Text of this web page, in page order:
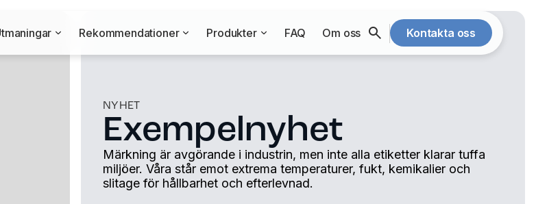
Rekommendationer Produkter FAQ Om oss Kontakta oss
NYHET
Exempelnyhet
Märkning är avgörande i industrin, men inte alla etiketter klarar tuffa
miljöer. Våra står emot extrema temperaturer, fukt, kemikalier och
slitage för hållbarhet och efterlevnad.